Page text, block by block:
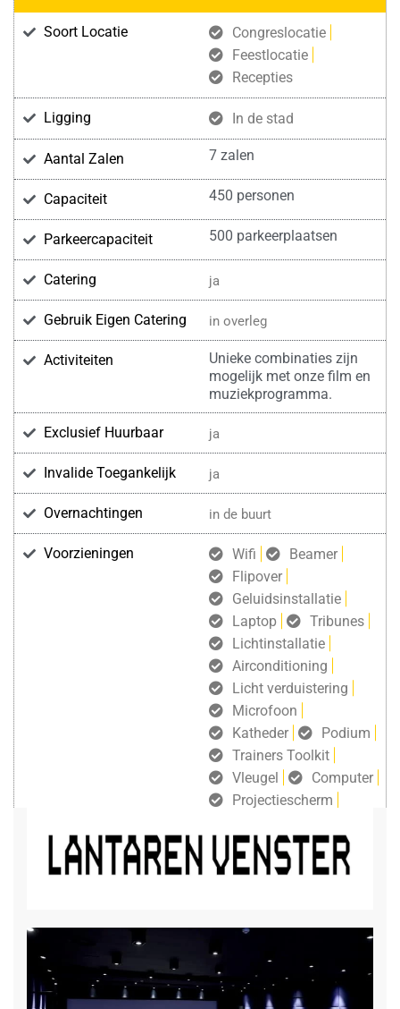
Soort Locatie
Congreslocatie
Feestlocatie
Recepties
Ligging In de stad
Aantal Zalen 7 zalen
Capaciteit 450 personen
Parkeercapaciteit 500 parkeerplaatsen
Catering ja
Gebruik Eigen Catering in overleg
Activiteiten
Unieke combinaties zijn
mogelijk met onze film en
muziekprogramma.
Exclusief Huurbaar ja
Invalide Toegankelijk ja
Overnachtingen in de buurt
Voorzieningen Wifi
Beamer
Flipover
Geluidsinstallatie
Laptop
Tribunes
Lichtinstallatie
Airconditioning
Licht verduistering
Microfoon
Katheder
Podium
Trainers Toolkit
Vleugel
Computer
Projectiescherm
gratis draadloos internet